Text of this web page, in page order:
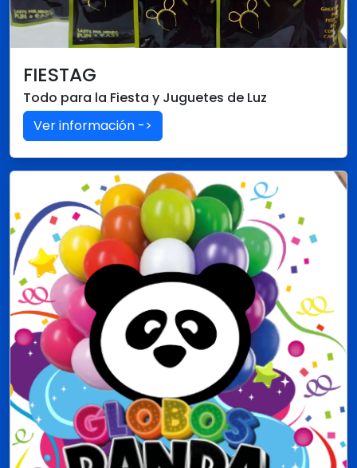
FIESTAG
Todo para la Fiesta y Juguetes de Luz
Ver información ->